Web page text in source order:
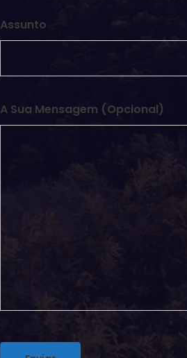
Assunto
A Sua Mensagem (opcional)